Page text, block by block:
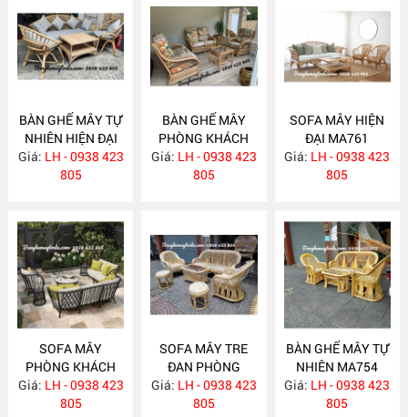
BÀN GHẾ MÂY TỰ
NHIÊN HIỆN ĐẠI
MA763
Giá: LH - 0938 423
805
BÀN GHẾ MÂY
PHÒNG KHÁCH
MA762
Giá: LH - 0938 423
805
SOFA MÂY HIỆN
ĐẠI MA761
Giá: LH - 0938 423
805
SOFA MÂY
PHÒNG KHÁCH
MA760
Giá: LH - 0938 423
805
SOFA MÂY TRE
ĐAN PHÒNG
KHÁCH MA755
Giá: LH - 0938 423
805
BÀN GHẾ MÂY TỰ
NHIÊN MA754
Giá: LH - 0938 423
805